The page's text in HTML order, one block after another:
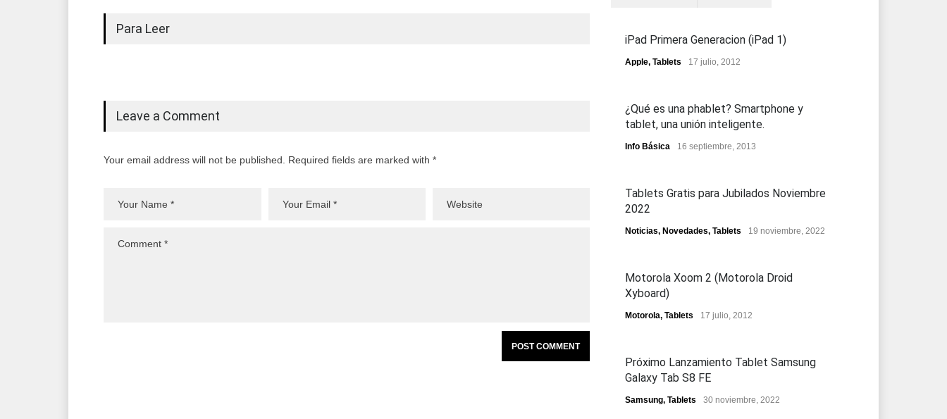
Para Leer
Leave a Comment
Your email address will not be published. Required fields are marked with *
iPad Primera Generacion (iPad 1)
Apple, Tablets 17 julio, 2012
¿Qué es una phablet? Smartphone y
tablet, una unión inteligente.
Info Básica 16 septiembre, 2013
Tablets Gratis para Jubilados Noviembre
2022
Noticias, Novedades, Tablets 19 noviembre, 2022
Motorola Xoom 2 (Motorola Droid
Xyboard)
Motorola, Tablets 17 julio, 2012
Próximo Lanzamiento Tablet Samsung
Galaxy Tab S8 FE
Samsung, Tablets 30 noviembre, 2022